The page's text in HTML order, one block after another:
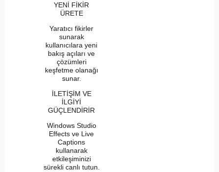
YENİ FİKİR
ÜRETE
Yaratıcı fikirler
sunarak
kullanıcılara yeni
bakış açıları ve
çözümleri
keşfetme olanağı
sunar.
İLETİŞİM VE
İLGİYİ
GÜÇLENDİRİR
Windows Studio
Effects ve Live
Captions
kullanarak
etkileşiminizi
sürekli canlı tutun.